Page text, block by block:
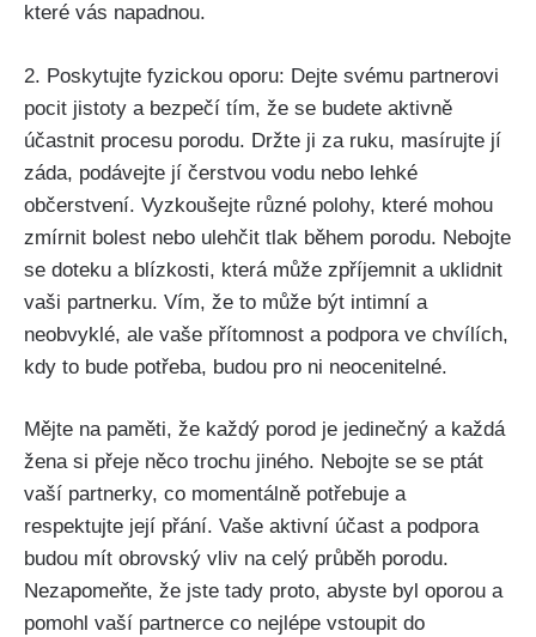
které vás napadnou.
2. Poskytujte fyzickou oporu: Dejte svému partnerovi
pocit jistoty a ⁢bezpečí tím, že se budete aktivně
‌účastnit procesu porodu. Držte ji za ruku, masírujte jí
záda, podávejte jí čerstvou vodu nebo⁤ lehké
občerstvení. Vyzkoušejte různé polohy, které‍ mohou
zmírnit bolest​ nebo ulehčit tlak ​během porodu. Nebojte
se⁣ doteku a blízkosti, která může zpříjemnit a uklidnit
vaši partnerku. Vím, ‌že to může být intimní a
neobvyklé, ale vaše přítomnost a podpora⁢ ve ⁣chvílích,
kdy to bude potřeba, budou pro ni neocenitelné.
Mějte na paměti, že každý porod je jedinečný a každá
žena si přeje něco trochu jiného. ​Nebojte se se ptát
‍vaší partnerky, co momentálně potřebuje a
⁢respektujte její přání.⁤ Vaše aktivní účast a podpora
budou mít obrovský vliv na celý průběh porodu.
‍Nezapomeňte, že jste tady ‌proto, abyste byl oporou a​
pomohl vaší ⁢partnerce co nejlépe vstoupit do⁢